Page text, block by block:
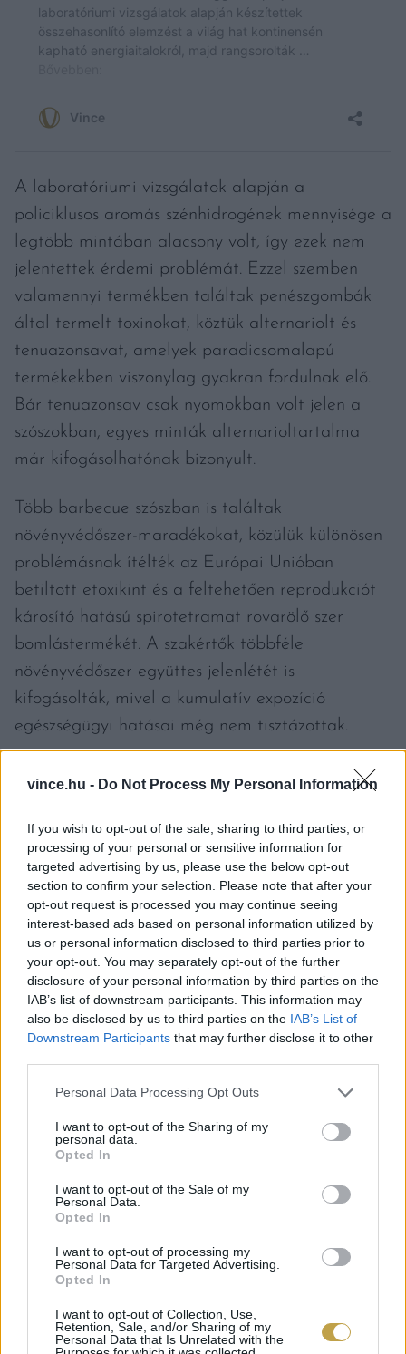
vince.hu - Do Not Process My Personal Information
If you wish to opt-out of the sale, sharing to third parties, or
processing of your personal or sensitive information for
targeted advertising by us, please use the below opt-out
section to confirm your selection. Please note that after your
opt-out request is processed you may continue seeing
interest-based ads based on personal information utilized by
us or personal information disclosed to third parties prior to
your opt-out. You may separately opt-out of the further
disclosure of your personal information by third parties on the
IAB’s list of downstream participants. This information may
also be disclosed by us to third parties on the IAB’s List of
Downstream Participants that may further disclose it to other
Please note that this website/app uses one or more Google
not limited to your visit or usage behaviour. You may click to
grant or deny consent to Google and its third-party tags to
use your data for below specified purposes in below Google
consent section.
Personal Data Processing Opt Outs
I want to opt-out of the Sharing of my
personal data.
Opted In
I want to opt-out of the Sale of my
Personal Data.
Opted In
I want to opt-out of processing my
Personal Data for Targeted Advertising.
Opted In
I want to opt-out of Collection, Use,
Retention, Sale, and/or Sharing of my
Personal Data that Is Unrelated with the
A laboratóriumi vizsgálatok alapján a
policiklusos aromás szénhidrogének mennyisége a
legtöbb mintában alacsony volt, így ezek nem
jelentettek érdemi problémát. Ezzel szemben
valamennyi termékben találtak penészgombák
által termelt toxinokat, köztük alternariolt és
tenuazonsavat, amelyek paradicsomalapú
termékekben viszonylag gyakran fordulnak elő.
Bár tenuazonsav csak nyomokban volt jelen a
szószokban, egyes minták alternarioltartalma
már kifogásolhatónak bizonyult.
Több barbecue szószban is találtak
növényvédőszer-maradékokat, közülük különösen
problémásnak ítélték az Európai Unióban
betiltott etoxikint és a feltehetően reprodukciót
károsító hatású spirotetramat rovarölő szer
bomlástermékét. A szakértők többféle
növényvédőszer együttes jelenlétét is
kifogásolták, mivel a kumulatív expozíció
egészségügyi hatásai még nem tisztázottak.
Az Európai Unióban eközben szigorodik a füstös
szabályozása. Az elsődleges füstkondenzátumok
engedélyét visszavonták, mivel ezek egészségre
káros vegyületeket, például policiklusos aromás
szénhidrogéneket és furánokat is
tartalmazhatnak. A füstaromát tartalmazó
élelmiszerek – az átmeneti időszak lejártát
követően – 2026 júliusától már nem hozhatók
forgalomba, ugyanakkor a hagyományos füstölés
és a füstölt alapanyagok felhasználása továbbra
Élelmiszerbiztonsági Hatóság jelenleg vizsgálja a
füstölt élelmiszerek biztonságosságát, a
tudományos értékelés 2027 júliusára várható.